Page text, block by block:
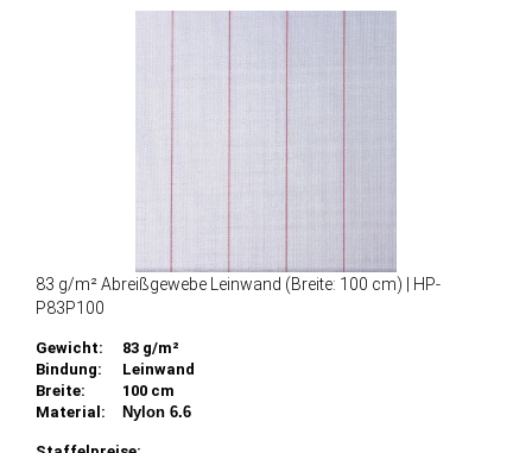
83 g/m² Abreißgewebe Leinwand (Breite: 100 cm) | HP-
P83P100
Gewicht:
83 g/m²
Bindung:
Leinwand
Breite:
100 cm
Material:
Nylon 6.6